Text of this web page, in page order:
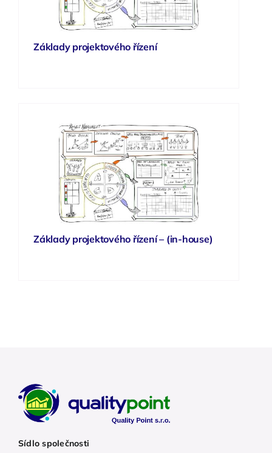
Základy projektového řízení
Základy projektového řízení – (in-house)
Sídlo společnosti